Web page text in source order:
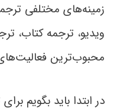
زمینه‌های مختلفی
ویدیو، ترجمه کتاب،
محبوب‌ترین
در ابتدا باید بگویم